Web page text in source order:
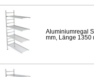
Aluminiumregal
mm, Länge 1350